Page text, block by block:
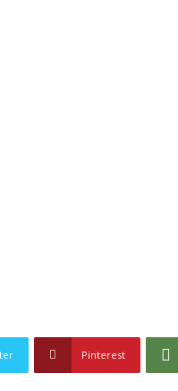
Pinterest